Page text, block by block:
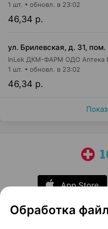
46,34 р.
1 шт. обновл. в 23:02
ул. Брилевская, д. 31, пом.
InLek ДКМ-ФАРМ ОДО Аптека
46,34 р.
1 шт. обновл. в 23:02
Обработка